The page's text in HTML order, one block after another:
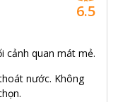
cảnh quan mát mẻ.
nước. Không
6.5